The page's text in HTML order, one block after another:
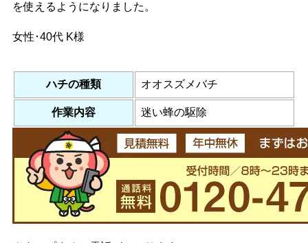
を使えるようになりました。
女性･40代 K様
ハチの種類 オオスズメバチ
作業内容 迷い蜂の駆除